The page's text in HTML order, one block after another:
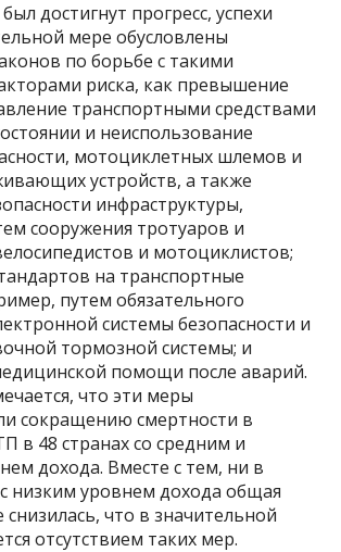
достигнут прогресс, успехи
мере обусловлены
по борьбе с такими
риска, как превышение
транспортными средствами
и неиспользование
мотоциклетных шлемов и
устройств, а также
инфраструктуры,
сооружения тротуаров и
и мотоциклистов;
на транспортные
путем обязательного
системы безопасности и
тормозной системы; и
помощи после аварий.
что эти меры
сокращению смертности в
в 48 странах со средним и
дохода. Вместе с тем, ни в
низким уровнем дохода общая
снизилась, что в значительной
отсутствием таких мер.